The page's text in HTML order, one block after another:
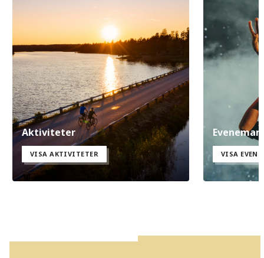
Aktiviteter
VISA AKTIVITETER VISA